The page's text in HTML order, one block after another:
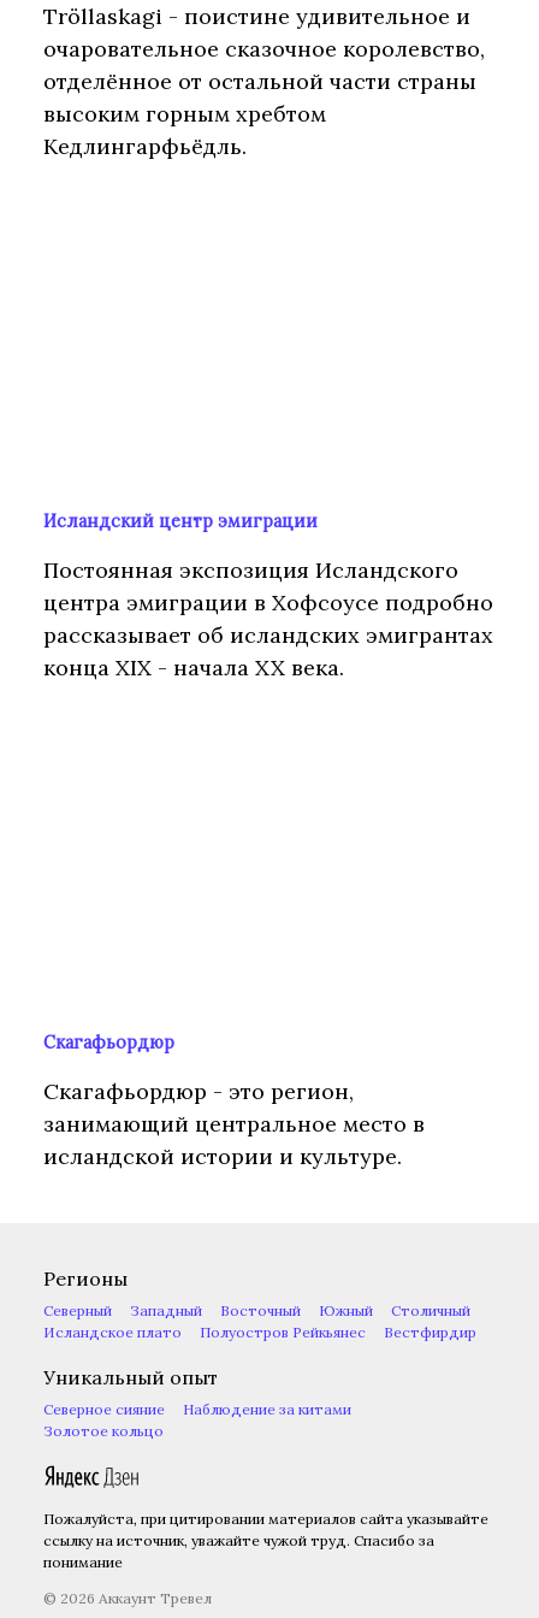
Tröllaskagi - поистине удивительное и
очаровательное сказочное королевство,
отделённое от остальной части страны
высоким горным хребтом
Кедлингарфьёдль.
Исландский центр эмиграции
Постоянная экспозиция Исландского
центра эмиграции в Хофсоусе подробно
рассказывает об исландских эмигрантах
конца XIX - начала XX века.
Скагафьордюр
Скагафьордюр - это регион,
занимающий центральное место в
исландской истории и культуре.
Регионы
Северный Западный Восточный Южный
Столичный
Исландское плато
Полуостров Рейкьянес Вестфирдир
Уникальный опыт
Северное сияние
Наблюдение за китами
Золотое кольцо
Пожалуйста, при цитировании материалов сайта указывайте
ссылку на источник, уважайте чужой труд. Спасибо за
понимание
© 2026 Аккаунт Тревел